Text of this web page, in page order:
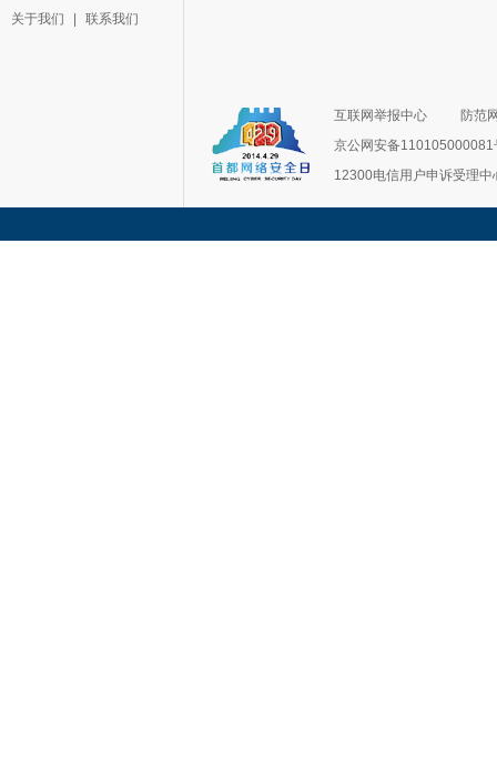
关于我们 联系我们
互联网举报中心
防范
京公网安备110105000081
12300电信用户申诉受理中